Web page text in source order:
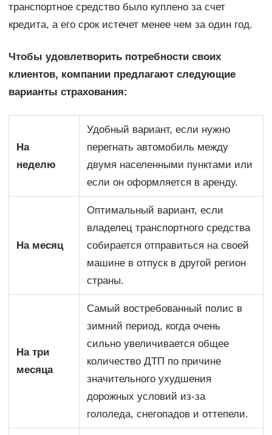
транспортное средство было куплено за счет
кредита, а его срок истечет менее чем за один год.
Чтобы удовлетворить потребности своих
клиентов, компании предлагают следующие
варианты страхования:
На
неделю
Удобный вариант, если нужно
перегнать автомобиль между
двумя населенными пунктами или
если он оформляется в аренду.
На месяц
Оптимальный вариант, если
владелец транспортного средства
собирается отправиться на своей
машине в отпуск в другой регион
страны.
На три
месяца
Самый востребованный полис в
зимний период, когда очень
сильно увеличивается общее
количество ДТП по причине
значительного ухудшения
дорожных условий из-за
гололеда, снегопадов и оттепели.